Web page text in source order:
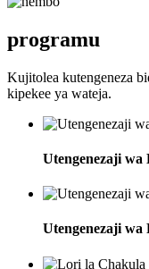
programu
Kujitolea kutengeneza
kipekee ya wateja.
Utengenezaji wa
Utengenezaji wa